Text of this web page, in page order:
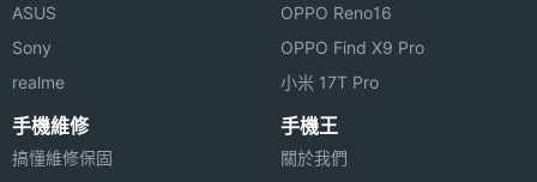
ASUS
Sony
realme
OPPO Reno16
OPPO Find X9 Pro
小米 17T Pro
手機維修
搞懂維修保固
手機王
關於我們